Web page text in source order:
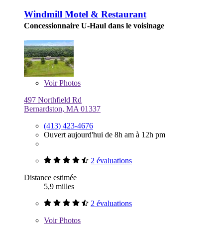
Windmill Motel & Restaurant
Concessionnaire U-Haul dans le voisinage
VoirPhotos
497 Northfield Rd
Bernardston, MA 01337
(413) 423-4676
Ouvert aujourd'hui de 8h am à 12h pm
2 évaluations
Distance estimée
5,9 milles
2 évaluations
VoirPhotos